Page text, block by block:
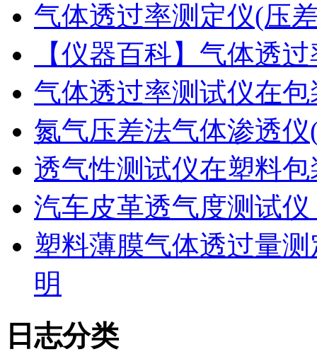
气体透过率测定仪(压
【仪器百科】气体透
气体透过率测试仪在
氮气压差法气体渗透
透气性测试仪在塑料
汽车皮革透气度测试
塑料薄膜气体透过量
明
日志分类